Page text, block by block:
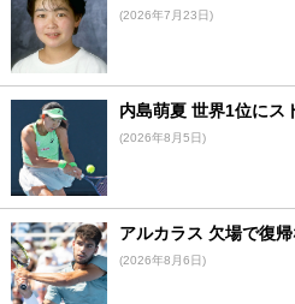
(2026年7月23日)
内島萌夏 世界1位にス
(2026年8月5日)
アルカラス 欠場で復
(2026年8月6日)